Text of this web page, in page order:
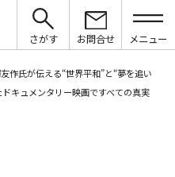
さがす お問合せ メニュー
作氏が伝える“世界平和”と“夢を追い
キュメンタリー映画ですべての真実